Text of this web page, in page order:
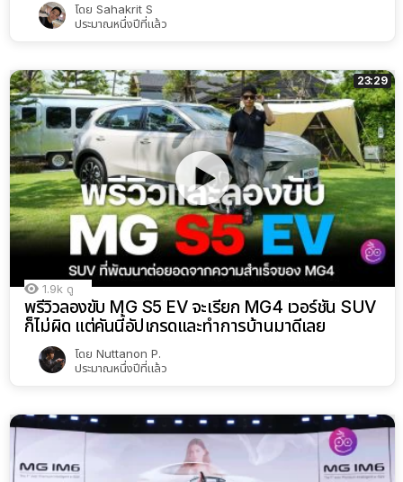
โดย Sahakrit S
ประมาณหนึ่งปีที่แล้ว
23:29
1.9k ดู
พรีวิวลองขับ MG S5 EV จะเรียก MG4 เวอร์ชัน SUV
ก็ไม่ผิด แต่คันนี้อัปเกรดและทำการบ้านมาดีเลย
โดย Nuttanon P.
ประมาณหนึ่งปีที่แล้ว